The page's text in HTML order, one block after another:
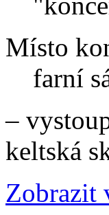
Místo
farní
–
keltská
Zobrazit